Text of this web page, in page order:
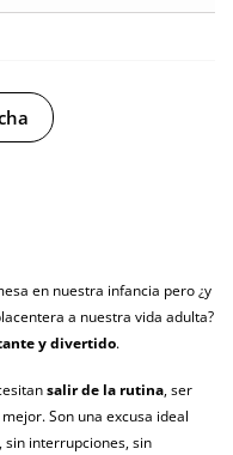
y sin distintivos
en nuestra infancia pero ¿y
a nuestra vida adulta?
y divertido.
salir de la rutina, ser
Son una excusa ideal
sin interrupciones, sin